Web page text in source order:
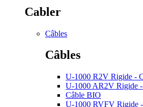
Cabler
Câbles
Câbles
U-1000 R2V Rigide -
U-1000 AR2V Rigide
Câble BIO
U-1000 RVFV Rigide